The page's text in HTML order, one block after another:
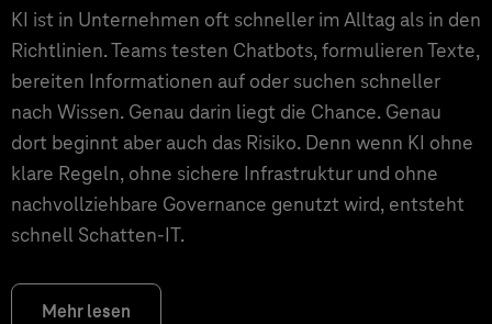
KI ist in Unternehmen oft schneller im Alltag als in den
Richtlinien. Teams testen Chatbots, formulieren Texte,
bereiten Informationen auf oder suchen schneller
nach Wissen. Genau darin liegt die Chance. Genau
dort beginnt aber auch das Risiko. Denn wenn KI ohne
klare Regeln, ohne sichere Infrastruktur und ohne
nachvollziehbare Governance genutzt wird, entsteht
schnell Schatten-IT.
Mehr lesen